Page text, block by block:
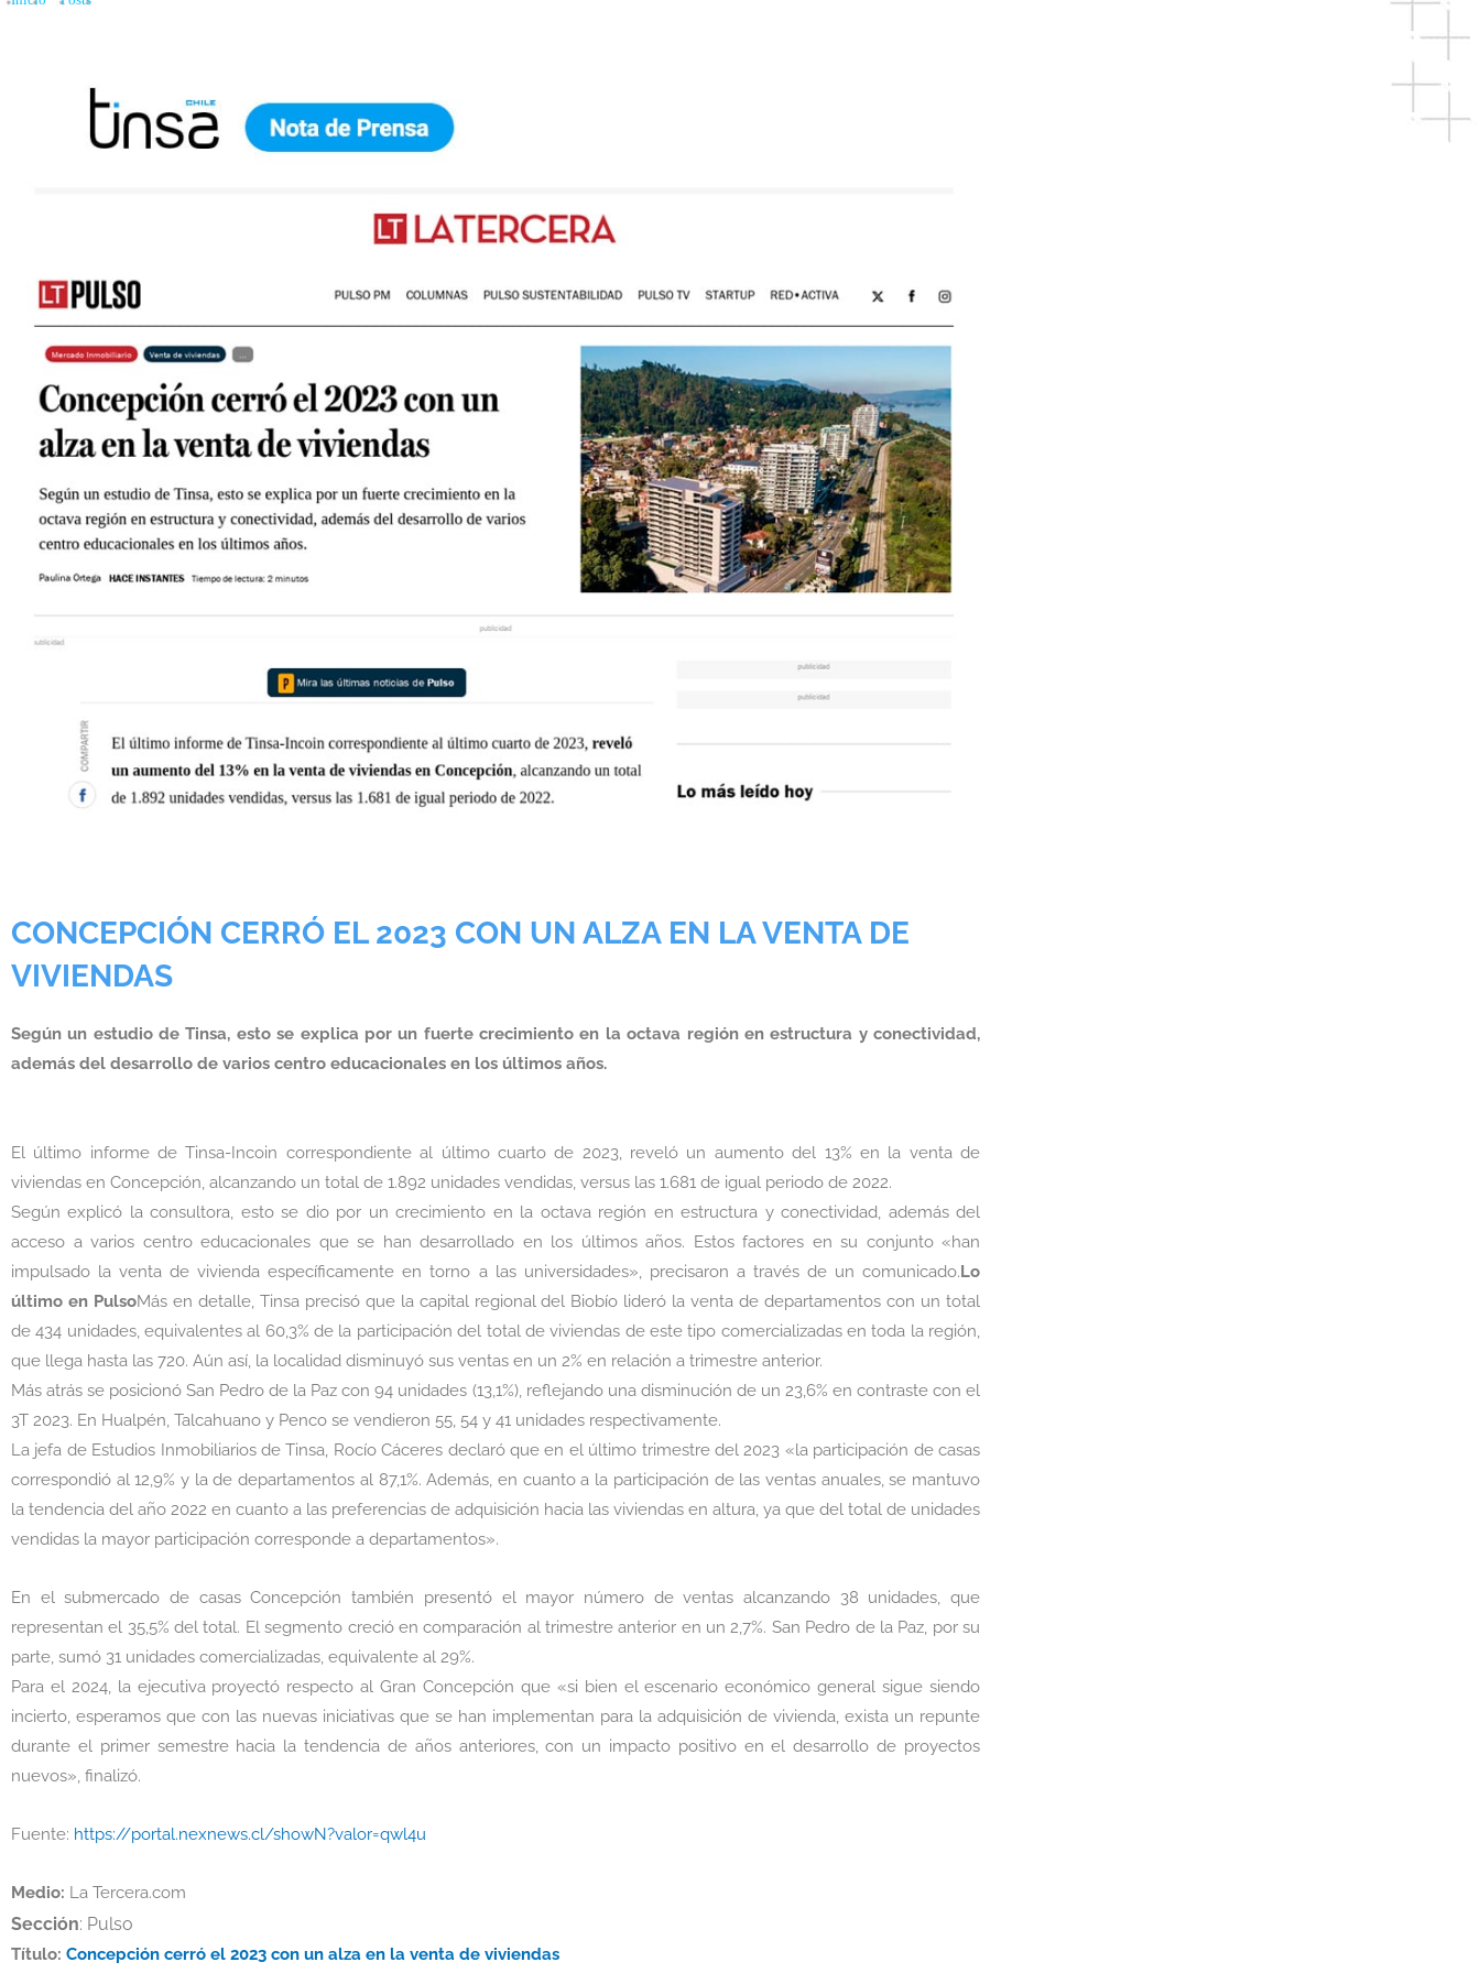
CONCEPCIÓN CERRÓ EL 2023 CON UN ALZA EN LA VENTA DE
VIVIENDAS
Según un estudio de Tinsa, esto se explica por un fuerte crecimiento en la octava región en estructura y conectividad,
además del desarrollo de varios centro educacionales en los últimos años.
El último informe de Tinsa-Incoin correspondiente al último cuarto de 2023, reveló un aumento del 13% en la venta de
viviendas en Concepción, alcanzando un total de 1.892 unidades vendidas, versus las 1.681 de igual periodo de 2022.
Según explicó la consultora, esto se dio por un crecimiento en la octava región en estructura y conectividad, además del
acceso a varios centro educacionales que se han desarrollado en los últimos años. Estos factores en su conjunto «han
impulsado la venta de vivienda especí­ficamente en torno a las universidades», precisaron a través de un comunicado.Lo
último en PulsoMás en detalle, Tinsa precisó que la capital regional del Biobí­o lideró la venta de departamentos con un total
de 434 unidades, equivalentes al 60,3% de la participación del total de viviendas de este tipo comercializadas en toda la región,
que llega hasta las 720. Aún así­, la localidad disminuyó sus ventas en un 2% en relación a trimestre anterior.
Más atrás se posicionó San Pedro de la Paz con 94 unidades (13,1%), reflejando una disminución de un 23,6% en contraste con el
3T 2023. En Hualpén, Talcahuano y Penco se vendieron 55, 54 y 41 unidades respectivamente.
La jefa de Estudios Inmobiliarios de Tinsa, Rocí­o Cáceres declaró que en el último trimestre del 2023 «la participación de casas
correspondió al 12,9% y la de departamentos al 87,1%. Además, en cuanto a la participación de las ventas anuales, se mantuvo
la tendencia del año 2022 en cuanto a las preferencias de adquisición hacia las viviendas en altura, ya que del total de unidades
vendidas la mayor participación corresponde a departamentos».
En el submercado de casas Concepción también presentó el mayor número de ventas alcanzando 38 unidades, que
representan el 35,5% del total. El segmento creció en comparación al trimestre anterior en un 2,7%. San Pedro de la Paz, por su
parte, sumó 31 unidades comercializadas, equivalente al 29%.
Para el 2024, la ejecutiva proyectó respecto al Gran Concepción que «si bien el escenario económico general sigue siendo
incierto, esperamos que con las nuevas iniciativas que se han implementan para la adquisición de vivienda, exista un repunte
durante el primer semestre hacia la tendencia de años anteriores, con un impacto positivo en el desarrollo de proyectos
nuevos», finalizó.
Fuente: https://portal.nexnews.cl/showN?valor=qwl4u
Medio: La Tercera.com
Sección: Pulso
Título: Concepción cerró el 2023 con un alza en la venta de viviendas